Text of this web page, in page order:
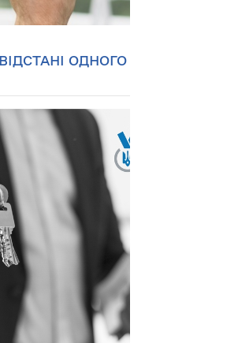
ОДНОГО